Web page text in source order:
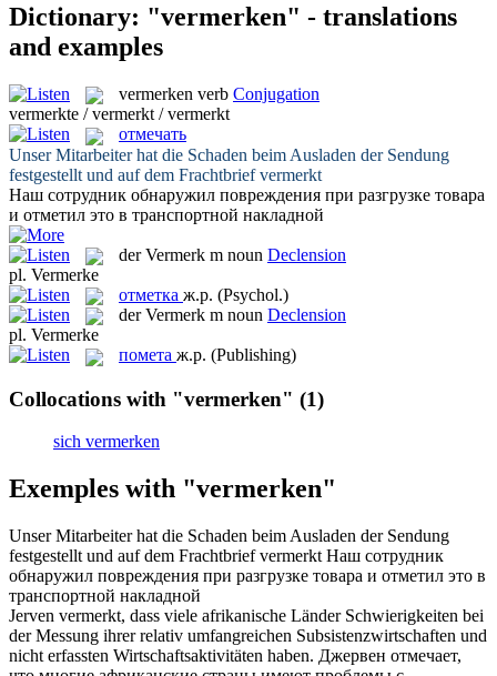
Dictionary: "vermerken" - translations
and examples
vermerken verb Conjugation
vermerkte / vermerkt / vermerkt
отмечать
Unser Mitarbeiter hat die Schaden beim Ausladen der Sendung
festgestellt und auf dem Frachtbriefvermerkt
Наш сотрудник обнаружил повреждения при разгрузке товара
и отметил это в транспортной накладной
derVermerk m noun Declension
pl. Vermerke
отметка ж.р. (Psychol.)
derVermerk m noun Declension
pl. Vermerke
помета ж.р. (Publishing)
Collocations with "vermerken" (1)
sich vermerken
Exemples with "vermerken"
Unser Mitarbeiter hat die Schaden beim Ausladen der Sendung
festgestellt und auf dem Frachtbriefvermerkt Наш сотрудник
обнаружил повреждения при разгрузке товара и отметил это в
транспортной накладной
Jerven vermerkt, dass viele afrikanische Länder Schwierigkeiten bei
der Messung ihrer relativ umfangreichen Subsistenzwirtschaften und
nicht erfassten Wirtschaftsaktivitäten haben. Джервен отмечает,